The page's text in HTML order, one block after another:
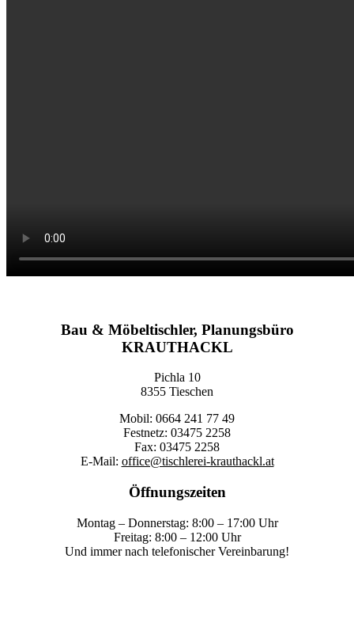
Bau & Möbeltischler, Planungsbüro
KRAUTHACKL
Pichla 10
8355 Tieschen
Mobil: 0664 241 77 49
Festnetz: 03475 2258
Fax: 03475 2258
E-Mail: office@tischlerei-krauthackl.at
Öffnungszeiten
Montag – Donnerstag: 8:00 – 17:00 Uhr
Freitag: 8:00 – 12:00 Uhr
Und immer nach telefonischer Vereinbarung!